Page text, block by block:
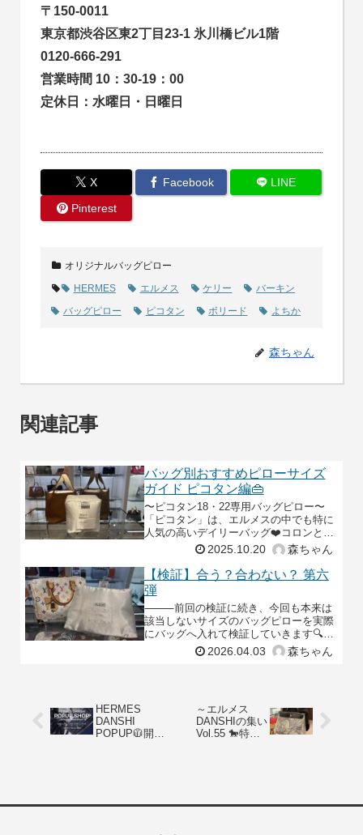
〒150-0011
東京都渋谷区東2丁目23-1 氷川橋ビル1階
0120-666-291
営業時間 10：30-19：00
定休日：水曜日・日曜日
X Facebook
LINE
Pinterest
オリジナルバッグピロー
HERMES
エルメス ケリー
バーキン
バッグピロー
ピコタン ボリード よちか
森ちゃん
関連記事
バッグ別おすすめピローサイズ
ガイド ピコタン編👜
〜ピコタン18・22専用バッグピロー〜
「ピコタン」は、エルメスの中でも特に
人気の高いデイリーバッグ❤️コロンとし
たフォルムと柔らかなレザーの質感が魅
力ですが、その“柔らかさ”こそが、型崩
れの原因になり
2025.10.20 森ちゃん
【検証】合う？合わない？ 第六
弾
⸻前回の検証に続き、今回も本来は
該当しないサイズのバッグピローを実際
にバッグへ入れて検証していきます🔍
⸻① ルイ・ヴィトン スピーディ バ
ンドリエール25 × バーキン30用ピロー
2026.04.03 森ちゃん
HERMES
DANSHI
POPUP🧥開催
～エルメス
DANSHIの集い
Vol.55 🐎特別